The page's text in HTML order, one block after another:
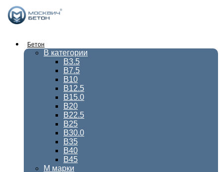
Перейти
содержимому
Бетон
В категории
В3.5
В7.5
В10
В12.5
В15.0
В20
В22.5
В25
В30.0
В35
В40
В45
М марки